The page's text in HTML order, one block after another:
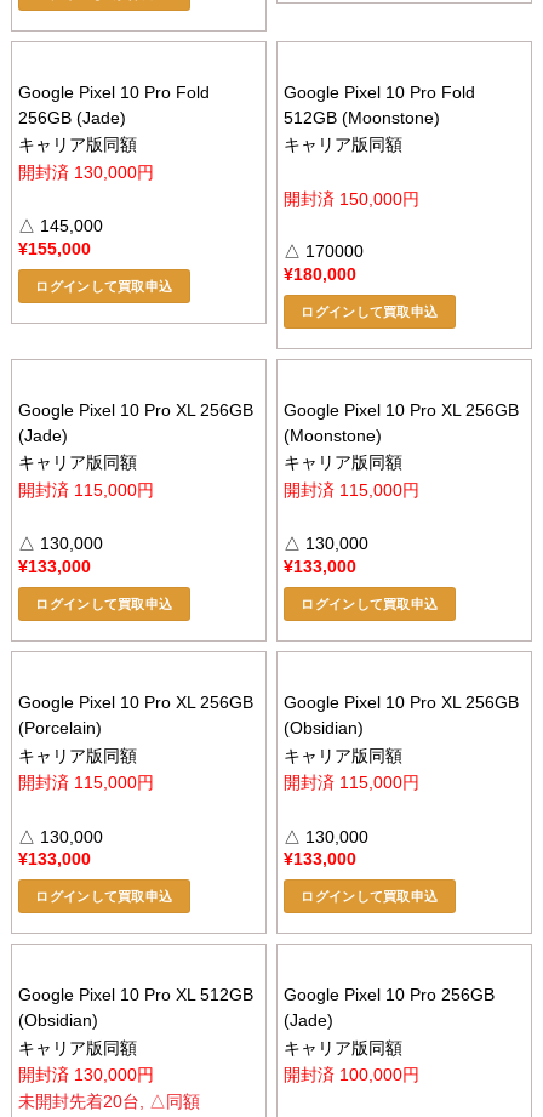
Google Pixel 10 Pro Fold
256GB (Jade)
キャリア版同額
開封済 130,000円
△ 145,000
¥155,000
ログインして買取申込
Google Pixel 10 Pro Fold
512GB (Moonstone)
キャリア版同額
開封済 150,000円
△ 170000
¥180,000
ログインして買取申込
Google Pixel 10 Pro XL 256GB
(Jade)
キャリア版同額
開封済 115,000円
△ 130,000
¥133,000
ログインして買取申込
Google Pixel 10 Pro XL 256GB
(Moonstone)
キャリア版同額
開封済 115,000円
△ 130,000
¥133,000
ログインして買取申込
Google Pixel 10 Pro XL 256GB
(Porcelain)
キャリア版同額
開封済 115,000円
△ 130,000
¥133,000
ログインして買取申込
Google Pixel 10 Pro XL 256GB
(Obsidian)
キャリア版同額
開封済 115,000円
△ 130,000
¥133,000
ログインして買取申込
Google Pixel 10 Pro XL 512GB
(Obsidian)
キャリア版同額
開封済 130,000円
未開封先着20台, △同額
Google Pixel 10 Pro 256GB
(Jade)
キャリア版同額
開封済 100,000円